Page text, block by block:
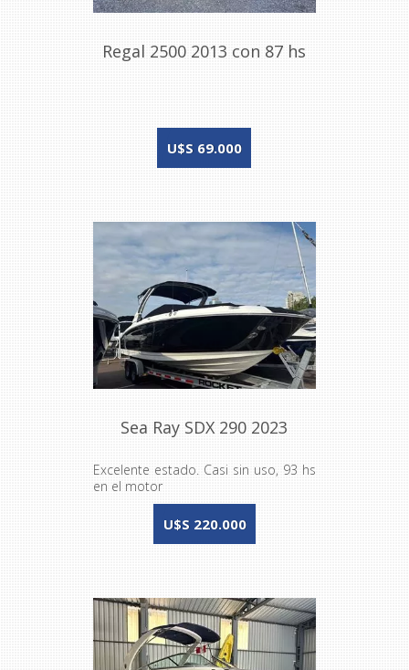
Regal 2500 2013 con 87 hs
U$S 69.000
Sea Ray SDX 290 2023
Excelente estado. Casi sin uso, 93 hs
en el motor
U$S 220.000